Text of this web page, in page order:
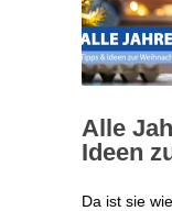
Alle
Ideen
Da ist sie